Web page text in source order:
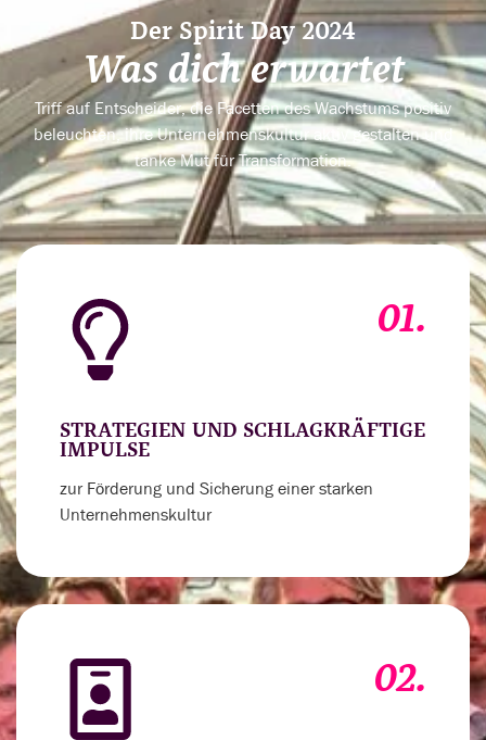
Der Spirit Day 2024
Was dich erwartet
Triff auf Entscheider, die Facetten des Wachstums positiv
beleuchten, ihre Unternehmenskultur aktiv gestalten und
tanke Mut für Transformation.
01.
STRATEGIEN UND SCHLAGKRÄFTIGE
IMPULSE
zur Förderung und Sicherung einer starken
Unternehmenskultur
02.